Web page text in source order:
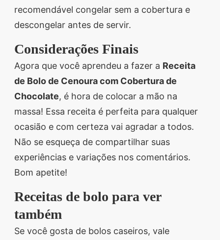
recomendável congelar sem a cobertura e
descongelar antes de servir.
Considerações Finais
Agora que você aprendeu a fazer a Receita
de Bolo de Cenoura com Cobertura de
Chocolate, é hora de colocar a mão na
massa! Essa receita é perfeita para qualquer
ocasião e com certeza vai agradar a todos.
Não se esqueça de compartilhar suas
experiências e variações nos comentários.
Bom apetite!
Receitas de bolo para ver
também
Se você gosta de bolos caseiros, vale